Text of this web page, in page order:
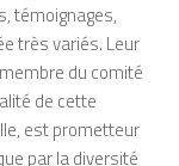
témoignages,
très variés. Leur
du comité
de cette
est prometteur
par la diversité